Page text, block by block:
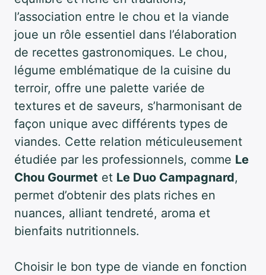
l’association entre le chou et la viande
joue un rôle essentiel dans l’élaboration
de recettes gastronomiques. Le chou,
légume emblématique de la cuisine du
terroir, offre une palette variée de
textures et de saveurs, s’harmonisant de
façon unique avec différents types de
viandes. Cette relation méticuleusement
étudiée par les professionnels, comme Le
Chou Gourmet et Le Duo Campagnard,
permet d’obtenir des plats riches en
nuances, alliant tendreté, aroma et
bienfaits nutritionnels.
Choisir le bon type de viande en fonction